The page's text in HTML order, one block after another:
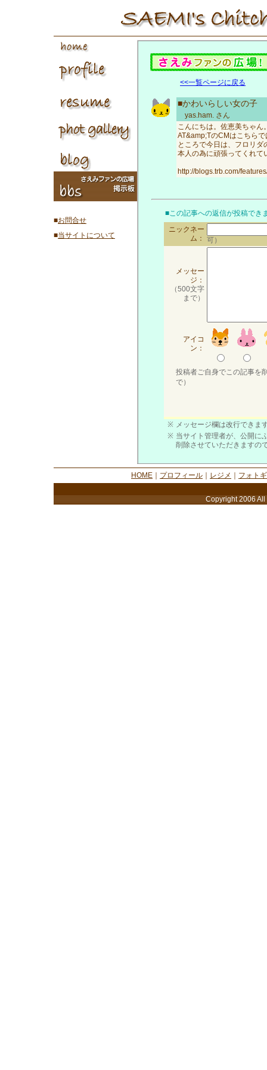
■お問合せ
■当サイトについて
<<一覧ページに戻る
■かわいらしい女の子
yas.ham. さん
こんにちは。佐恵美ちゃん
AT&amp;TのCMはこちら
ところで今日は、フロリ
本人の為に頑張ってくれて
http://blogs.trb.com/
■この記事への返信が投稿でき
ニックネー
ム：
可）
メッセー
ジ：
（500文字
まで）
アイコ
ン：
投稿者ご自身でこの記事を
で）
※ メッセージ欄は改行できま
※ 当サイト管理者が、公開に
削除させていただきますの
HOME プロフィール レジメ フォト
Copyright 2006